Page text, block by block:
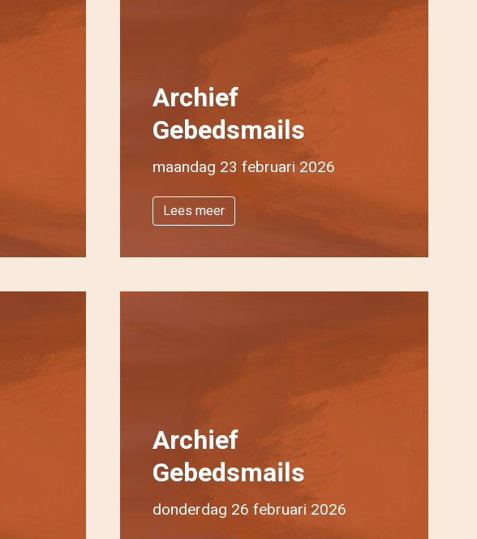
Archief
Gebedsmails
maandag 23 februari 2026
Lees meer
Archief
Gebedsmails
donderdag 26 februari 2026